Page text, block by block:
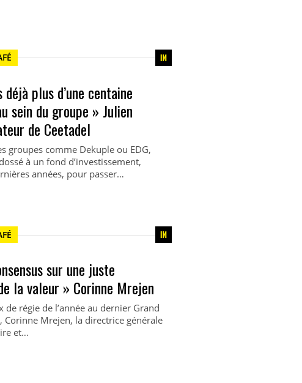
déjà plus d’une centaine
sein du groupe » Julien
de Ceetadel
groupes comme Dekuple ou EDG,
à un fond d’investissement,
années, pour passer…
sur une juste
la valeur » Corinne Mrejen
de régie de l’année au dernier Grand
Corinne Mrejen, la directrice générale
et…